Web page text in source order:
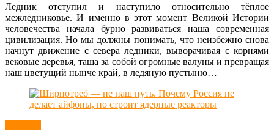
Ледник отступил и наступило относительно тёплое
межледниковье. И именно в этот момент Великой Истории
человечества начала бурно развиваться наша современная
цивилизация. Но мы должны понимать, что неизбежно снова
начнут движение с севера ледники, выворачивая с корнями
вековые деревья, таща за собой огромные валуны и превращая
наш цветущий нынче край, в ледяную пустыню…